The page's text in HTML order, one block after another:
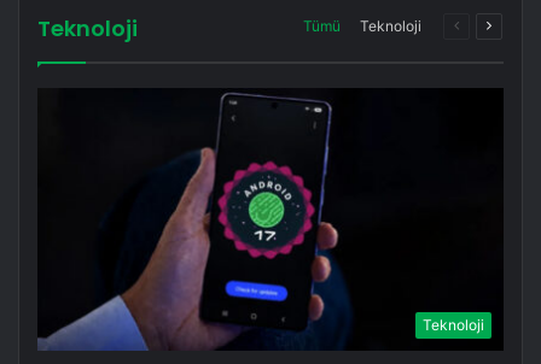
Teknoloji Tümü Teknoloji
ÖncekiSonraki
Teknoloji